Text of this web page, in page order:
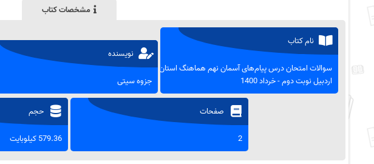
مشخصات کتاب
نام کتاب
سوالات امتحان درس پیام‌های آسمان نهم هماهنگ استان
اردبیل نوبت دوم - خرداد 1400
نویسنده
جزوه سیتی
صفحات
2
حجم
579.36 کیلوبایت